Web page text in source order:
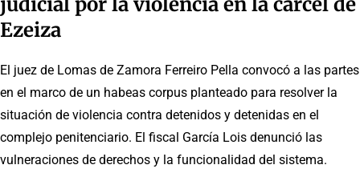
Ezeiza
El juez de Lomas de Zamora Ferreiro Pella convocó a las partes
en el marco de un habeas corpus planteado para resolver la
situación de violencia contra detenidos y detenidas en el
complejo penitenciario. El fiscal García Lois denunció las
vulneraciones de derechos y la funcionalidad del sistema.